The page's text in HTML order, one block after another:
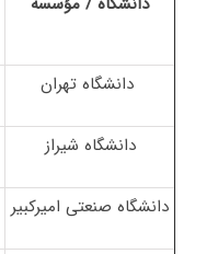
دانشگاه تهران
دانشگاه شیراز
دانشگاه صنعتی امیرکبیر